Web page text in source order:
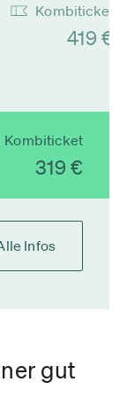
Kombiticket
419 €
Kombiticket
319 €
Infos
gut